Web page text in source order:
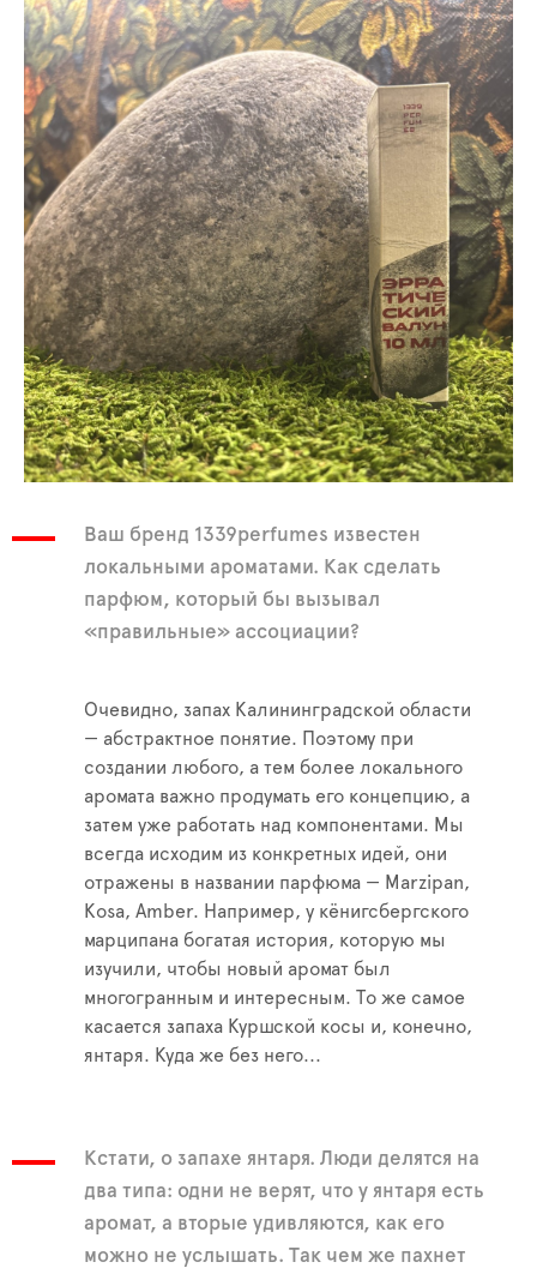
Ваш бренд 1339perfumes известен
локальными ароматами. Как сделать
парфюм, который бы вызывал
«правильные» ассоциации?
Очевидно, запах Калининградской области
— абстрактное понятие. Поэтому при
создании любого, а тем более локального
аромата важно продумать его концепцию, а
затем уже работать над компонентами. Мы
всегда исходим из конкретных идей, они
отражены в названии парфюма — Marzipan,
Kosa, Amber. Например, у кёнигсбергского
марципана богатая история, которую мы
изучили, чтобы новый аромат был
многогранным и интересным. То же самое
касается запаха Куршской косы и, конечно,
янтаря. Куда же без него...
Кстати, о запахе янтаря. Люди делятся на
два типа: одни не верят, что у янтаря есть
аромат, а вторые удивляются, как его
можно не услышать. Так чем же пахнет